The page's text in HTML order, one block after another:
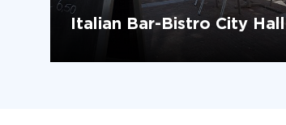
Italian Bar-Bistro City Hall